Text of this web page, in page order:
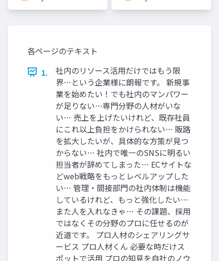
各ページのテキスト
1.
社内のリソース活用だけではもう限
界…という企業様に朗報です。 新規事
業を始めたい！でも社内のマンパワー
が足りない…専門分野の人材がいな
い… 売上を上げたいけれど、既存社員
にこれ以上負担をかけられない… 販路
を拡大したいが、具体的な方策が見つ
からない… 社内で唯一のSNSに明るい
担当者が辞めてしまった… ECサイトな
どweb戦略をもっとレベルアップした
い… 管理・間接部門の社内体制は機能
しているけれど、もっと強化したい…
また人を入れなきゃ… その課題、採用
ではなくその分野のプロに任せるのが
近道です。 プロ人材のシェアリングサ
ービス プロ人材くん 必要な時だけス
ポットで活用 プロの知見を自社のノウ